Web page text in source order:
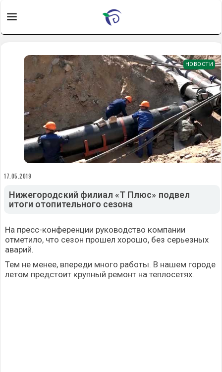
НОВОСТИ
17.05.2019
Нижегородский филиал «Т Плюс» подвел
итоги отопительного сезона
На пресс-конференции руководство компании
отметило, что сезон прошел хорошо, без серьезных
аварий.
Тем не менее, впереди много работы. В нашем городе
летом предстоит крупный ремонт на теплосетях.